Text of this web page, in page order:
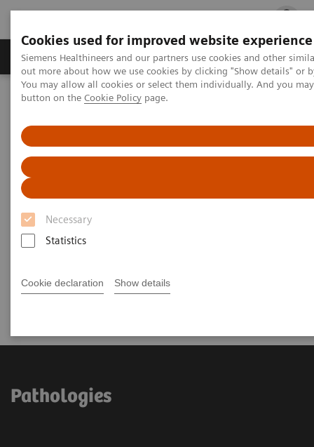
Cookies used for improved website experience
Siemens Healthineers and our partners use cookies and other
out more about how we use cookies by clicking "Show details" or
You may allow all cookies or select them individually. And you
button on the Cookie Policy page.
Necessary
Statistics
Cookie declaration Show details
Produits & services Spécialités cliniques
Accueil Spécialités cliniques
Spécialités cliniques
S'efforcer de vaincre les maladies graves.
Ensemble
Pathologies Spécialités cliniques
Pathologies